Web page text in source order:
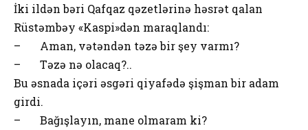
İki ildən bəri Qafqaz qəzetlərinə həsrət qalan
Rüstəmbəy «Kaspi»dən maraqlandı:
– Aman, vətəndən təzə bir şey varmı?
– Təzə nə olacaq?..
Bu əsnada içəri əsgəri qiyafədə şişman bir adam
girdi.
– Bağışlayın, mane olmaram ki?